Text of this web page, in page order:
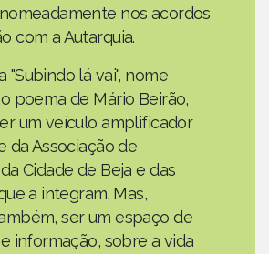
nos acordos
com a Autarquia.
"Subindo lá vai", nome
poema de Mário Beirão,
um veículo amplificador
da Associação de
Cidade de Beja e das
a integram. Mas,
ser um espaço de
informação, sobre a vida